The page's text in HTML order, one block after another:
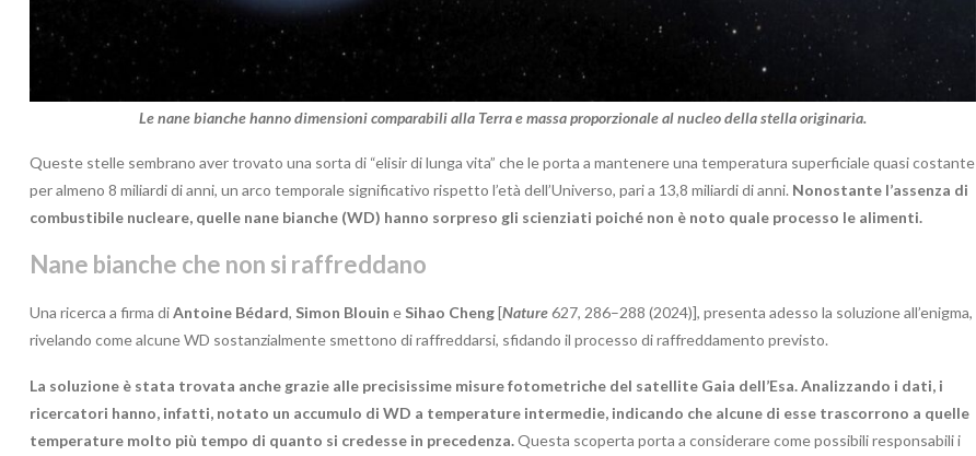
Le nane bianche hanno dimensioni comparabili alla Terra e massa proporzionale al nucleo della stella originaria.
Queste stelle sembrano aver trovato una sorta di “elisir di lunga vita” che le porta a mantenere una temperatura superficiale quasi costante
per almeno 8 miliardi di anni, un arco temporale significativo rispetto l’età dell’Universo, pari a 13,8 miliardi di anni. Nonostante l’assenza di
combustibile nucleare, quelle nane bianche (WD) hanno sorpreso gli scienziati poiché non è noto quale processo le alimenti.
Nane bianche che non si raffreddano
Una ricerca a firma diAntoine Bédard, Simon Blouin e Sihao Cheng[Nature627, 286–288 (2024)], presenta adesso la soluzione all’enigma,
rivelando come alcune WD sostanzialmente smettono di raffreddarsi, sfidando il processo di raffreddamento previsto.
La soluzione è stata trovata anche grazie alle precisissime misure fotometriche del satellite Gaia dell’Esa. Analizzando i dati, i
ricercatori hanno, infatti, notato un accumulo di WD a temperature intermedie, indicando che alcune di esse trascorrono a quelle
temperature molto più tempo di quanto si credesse in precedenza.Questa scoperta porta a considerare come possibili responsabili i